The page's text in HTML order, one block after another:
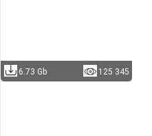
6.73 Gb 125 345